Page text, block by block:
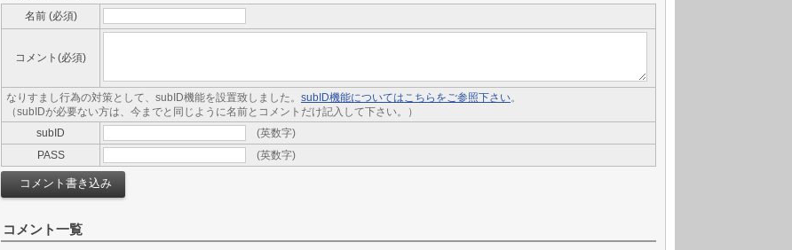
名前 (必須)
コメント(必須)
なりすまし行為の対策として、subID機能を設置致しました。 subID機能についてはこちらをご参照下さい。
（subIDが必要ない方は、今までと同じように名前とコメントだけ記入して下さい。）
subID
(英数字)
PASS
(英数字)
コメント一覧